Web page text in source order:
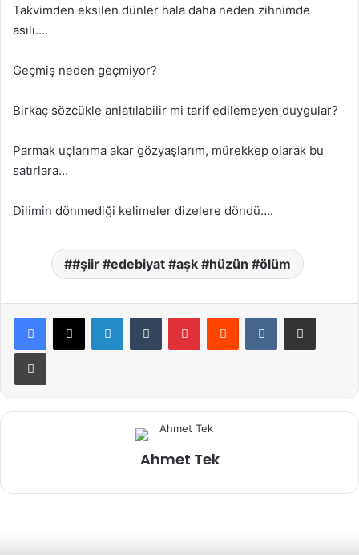
Takvimden eksilen dünler hala daha neden zihnimde
asılı….
Geçmiş neden geçmiyor?
Birkaç sözcükle anlatılabilir mi tarif edilemeyen duygular?
Parmak uçlarıma akar gözyaşlarım, mürekkep olarak bu
satırlara…
Dilimin dönmediği kelimeler dizelere döndü….
#şiir #edebiyat #aşk #hüzün #ölüm
LinkedInTumblr PinterestReddit VKontakteE-Posta ile paylaş
Yazdır
Ahmet Tek